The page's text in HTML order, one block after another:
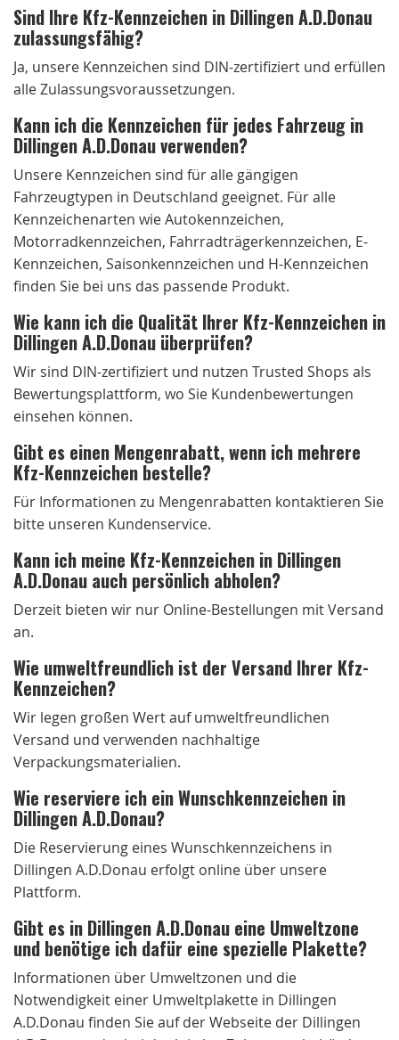
Sind Ihre Kfz-Kennzeichen in Dillingen A.D.Donau
zulassungsfähig?
Ja, unsere Kennzeichen sind DIN-zertifiziert und erfüllen
alle Zulassungsvoraussetzungen.
Kann ich die Kennzeichen für jedes Fahrzeug in
Dillingen A.D.Donau verwenden?
Unsere Kennzeichen sind für alle gängigen
Fahrzeugtypen in Deutschland geeignet. Für alle
Kennzeichenarten wie Autokennzeichen,
Motorradkennzeichen, Fahrradträgerkennzeichen, E-
Kennzeichen, Saisonkennzeichen und H-Kennzeichen
finden Sie bei uns das passende Produkt.
Wie kann ich die Qualität Ihrer Kfz-Kennzeichen in
Dillingen A.D.Donau überprüfen?
Wir sind DIN-zertifiziert und nutzen Trusted Shops als
Bewertungsplattform, wo Sie Kundenbewertungen
einsehen können.
Gibt es einen Mengenrabatt, wenn ich mehrere
Kfz-Kennzeichen bestelle?
Für Informationen zu Mengenrabatten kontaktieren Sie
bitte unseren Kundenservice.
Kann ich meine Kfz-Kennzeichen in Dillingen
A.D.Donau auch persönlich abholen?
Derzeit bieten wir nur Online-Bestellungen mit Versand
an.
Wie umweltfreundlich ist der Versand Ihrer Kfz-
Kennzeichen?
Wir legen großen Wert auf umweltfreundlichen
Versand und verwenden nachhaltige
Verpackungsmaterialien.
Wie reserviere ich ein Wunschkennzeichen in
Dillingen A.D.Donau?
Die Reservierung eines Wunschkennzeichens in
Dillingen A.D.Donau erfolgt online über unsere
Plattform.
Gibt es in Dillingen A.D.Donau eine Umweltzone
und benötige ich dafür eine spezielle Plakette?
Informationen über Umweltzonen und die
Notwendigkeit einer Umweltplakette in Dillingen
A.D.Donau finden Sie auf der Webseite der Dillingen